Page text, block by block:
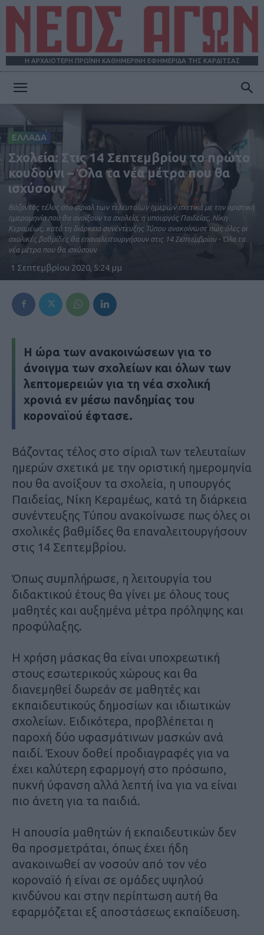
Η ΑΡΧΑΙΟΤΕΡΗ ΠΡΩΪΝΗ ΚΑΘΗΜΕΡΙΝΗ ΕΦΗΜΕΡΙΔΑ ΤΗΣ ΚΑΡΔΙΤΣΑΣ
ΕΛΛΑΔΑ
Σχολεία: Στις 14 Σεπτεμβρίου το πρώτο
κουδούνι – Όλα τα νέα μέτρα που θα
ισχύσουν
Βάζοντας τέλος στο σίριαλ των τελευταίων ημερών σχετικά με την οριστική
ημερομηνία που θα ανοίξουν τα σχολεία, η υπουργός Παιδείας, Νίκη
Κεραμέως, κατά τη διάρκεια συνέντευξης Τύπου ανακοίνωσε πως όλες οι
σχολικές βαθμίδες θα επαναλειτουργήσουν στις 14 Σεπτεμβρίου - Όλα τα
νέα μέτρα που θα ισχύσουν
1 Σεπτεμβρίου 2020, 5:24 μμ
Η ώρα των ανακοινώσεων για το
άνοιγμα των σχολείων και όλων των
λεπτομερειών για τη νέα σχολική
χρονιά εν μέσω πανδημίας του
κοροναϊού έφτασε.
Βάζοντας τέλος στο σίριαλ των τελευταίων
ημερών σχετικά με την οριστική ημερομηνία
που θα ανοίξουν τα σχολεία, η υπουργός
Παιδείας, Νίκη Κεραμέως, κατά τη διάρκεια
συνέντευξης Τύπου ανακοίνωσε πως όλες οι
σχολικές βαθμίδες θα επαναλειτουργήσουν
στις 14 Σεπτεμβρίου.
Όπως συμπλήρωσε, η λειτουργία του
διδακτικού έτους θα γίνει με όλους τους
μαθητές και αυξημένα μέτρα πρόληψης και
προφύλαξης.
Η χρήση μάσκας θα είναι υποχρεωτική
στους εσωτερικούς χώρους και θα
διανεμηθεί δωρεάν σε μαθητές και
εκπαιδευτικούς δημοσίων και ιδιωτικών
σχολείων. Ειδικότερα, προβλέπεται η
παροχή δύο υφασμάτινων μασκών ανά
παιδί. Έχουν δοθεί προδιαγραφές για να
έχει καλύτερη εφαρμογή στο πρόσωπο,
πυκνή ύφανση αλλά λεπτή ίνα για να είναι
πιο άνετη για τα παιδιά.
Η απουσία μαθητών ή εκπαιδευτικών δεν
θα προσμετράται, όπως έχει ήδη
ανακοινωθεί αν νοσούν από τον νέο
κοροναϊό ή είναι σε ομάδες υψηλού
κινδύνου και στην περίπτωση αυτή θα
εφαρμόζεται εξ αποστάσεως εκπαίδευση.